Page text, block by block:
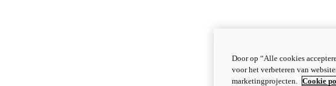
Door op “Alle cookies
voor het verbeteren van
marketingprojecten. Cookie